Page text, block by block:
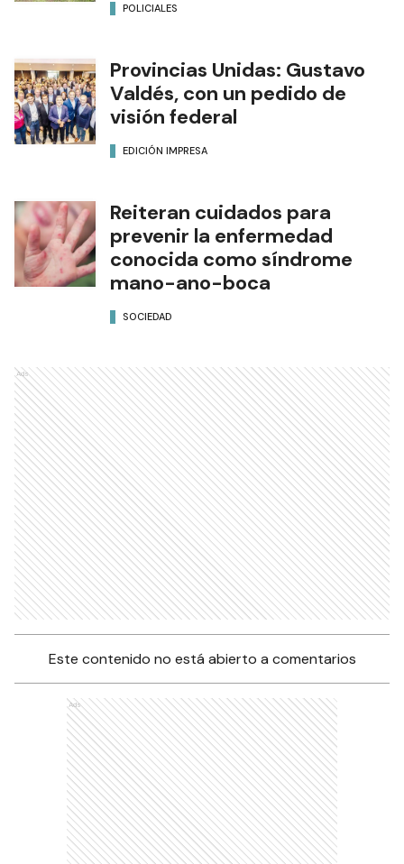
POLICIALES
Provincias Unidas: Gustavo
Valdés, con un pedido de
visión federal
EDICIÓN IMPRESA
Reiteran cuidados para
prevenir la enfermedad
conocida como síndrome
mano-ano-boca
SOCIEDAD
Ads
Este contenido no está abierto a comentarios
Ads